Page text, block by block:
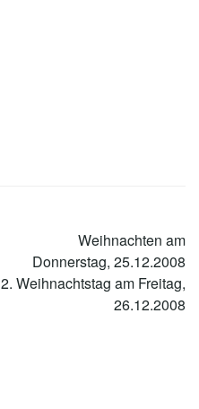
Weihnachten am
Donnerstag, 25.12.2008
2. Weihnachtstag am Freitag,
26.12.2008